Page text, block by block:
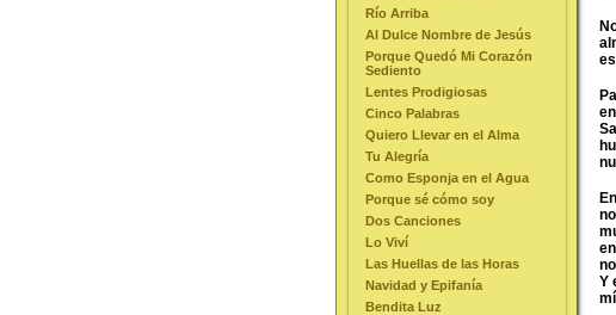
Río Arriba
Al Dulce Nombre de Jesús
Porque Quedó Mi Corazón
Sediento
Lentes Prodigiosas
Cinco Palabras
Quiero Llevar en el Alma
Tu Alegría
Como Esponja en el Agua
Porque sé cómo soy
Dos Canciones
Lo Viví
Las Huellas de las Horas
Navidad y Epifanía
Bendita Luz
Y